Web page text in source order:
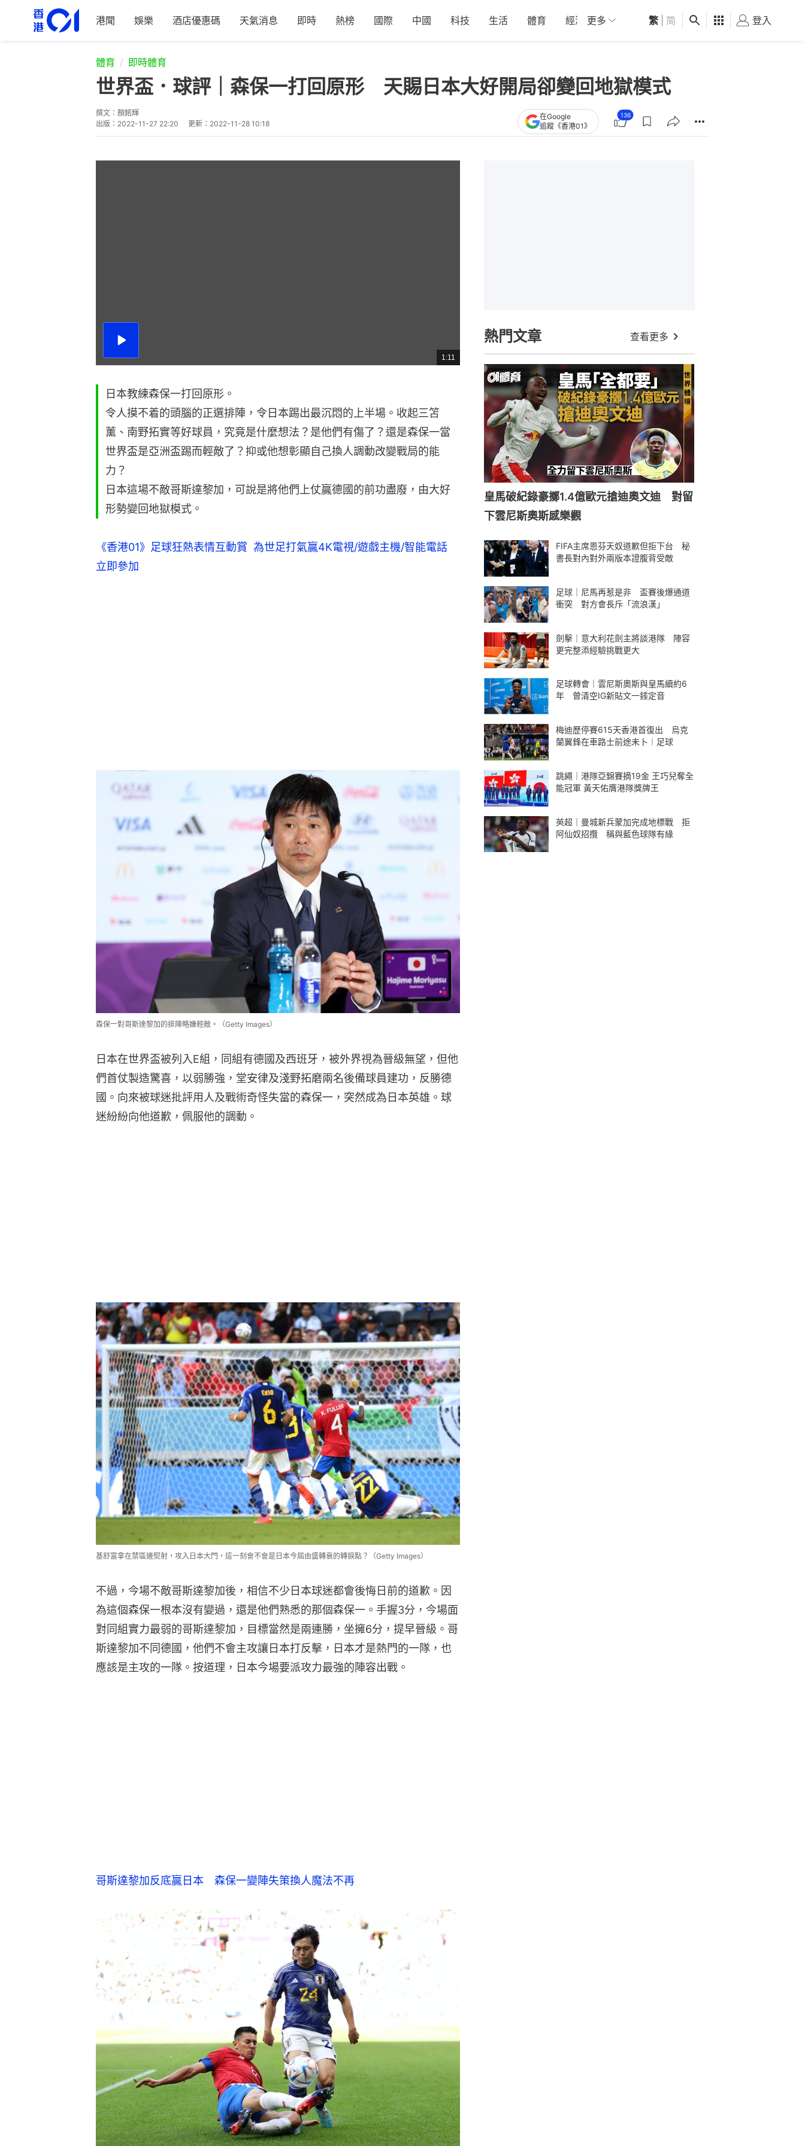
港聞 娛樂 酒店優惠碼 天氣消息 即時 熱榜 國際 中國 科技 生活 體育 經濟 01深圳 觀點 健康 好食玩飛
更多 繁 简 登入
體育 即時體育
世界盃．球評｜森保一打回原形 天賜日本大好開局卻變回地獄模式
撰文： 顏銘輝
出版： 2022-11-27 22:20 更新： 2022-11-28 10:18
在Google
追蹤《香港01》
136
播
總
共
1:11
日本教練森保一打回原形。
令人摸不着的頭腦的正選排陣，令日本踢出最沉悶的上半場。收起三笘
薰、南野拓實等好球員，究竟是什麼想法？是他們有傷了？還是森保一當
世界盃是亞洲盃踢而輕敵了？抑或他想彰顯自己換人調動改變戰局的能
力？
日本這場不敵哥斯達黎加，可說是將他們上仗贏德國的前功盡廢，由大好
形勢變回地獄模式。
《香港01》足球狂熱表情互動賞  為世足打氣贏4K電視/遊戲主機/智能電話
立即參加
森保一對哥斯達黎加的排陣略嫌輕敵。（Getty Images）
日本在世界盃被列入E組，同組有德國及西班牙，被外界視為晉級無望，但他
們首仗製造驚喜，以弱勝強，堂安律及淺野拓磨兩名後備球員建功，反勝德
國。向來被球迷批評用人及戰術奇怪失當的森保一，突然成為日本英雄。球
迷紛紛向他道歉，佩服他的調動。
基舒富拿在禁區邊熨射，攻入日本大門，這一刻會不會是日本今屆由盛轉衰的轉捩點？（Getty Images）
不過，今場不敵哥斯達黎加後，相信不少日本球迷都會後悔日前的道歉。因
為這個森保一根本沒有變過，還是他們熟悉的那個森保一。手握3分，今場面
對同組實力最弱的哥斯達黎加，目標當然是兩連勝，坐擁6分，提早晉級。哥
斯達黎加不同德國，他們不會主攻讓日本打反擊，日本才是熱門的一隊，也
應該是主攻的一隊。按道理，日本今場要派攻力最強的陣容出戰。
哥斯達黎加反底贏日本　森保一變陣失策換人魔法不再
熱門文章 查看更多
皇馬破紀錄豪擲1.4億歐元搶迪奧文迪 對留
下雲尼斯奧斯感樂觀
FIFA主席恩芬天奴道歉但拒下台 秘
書長對內對外兩版本證腹背受敵
足球｜尼馬再惹是非 盃賽後爆通道
衝突 對方會長斥「流浪漢」
劍擊｜意大利花劍主將談港隊 陣容
更完整添經驗挑戰更大
足球轉會｜雲尼斯奧斯與皇馬續約6
年 曾清空IG新貼文一錘定音
梅迪歷停賽615天香港首復出 烏克
蘭翼鋒在車路士前途未卜︱足球
跳繩｜港隊亞錦賽摘19金 王巧兒奪全
能冠軍 黃天佑膺港隊獎牌王
英超｜曼城新兵蒙加完成地標戰 拒
阿仙奴招攬 稱與藍色球隊有緣